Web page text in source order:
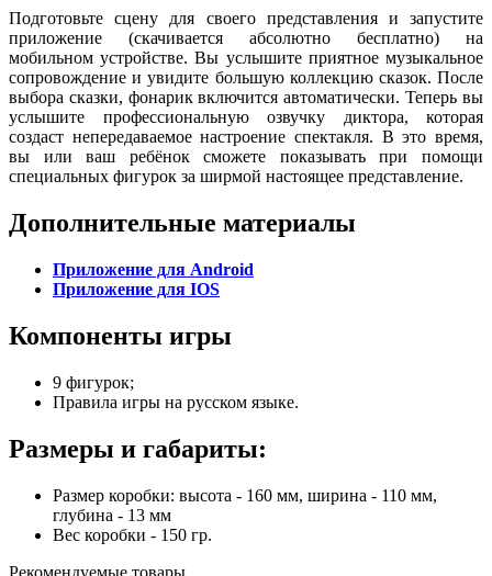
Подготовьте сцену для своего представления и запустите
приложение (скачивается абсолютно бесплатно) на
мобильном устройстве. Вы услышите приятное музыкальное
сопровождение и увидите большую коллекцию сказок. После
выбора сказки, фонарик включится автоматически. Теперь вы
услышите профессиональную озвучку диктора, которая
создаст непередаваемое настроение спектакля. В это время,
вы или ваш ребёнок сможете показывать при помощи
специальных фигурок за ширмой настоящее представление.
Дополнительные материалы
Приложение для Android
Приложение для IOS
Компоненты игры
9 фигурок;
Правила игры на русском языке.
Размеры и габариты:
Размер коробки: высота - 160 мм, ширина - 110 мм,
глубина - 13 мм
Вес коробки - 150 гр.
Рекомендуемые товары